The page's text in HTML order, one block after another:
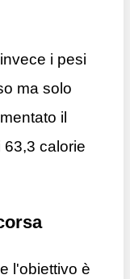
i pesi
ma solo
il
calorie
l'obiettivo è